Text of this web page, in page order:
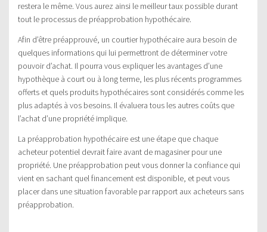
restera le même. Vous aurez ainsi le meilleur taux possible durant
tout le processus de préapprobation hypothécaire.
Afin d’être préapprouvé, un courtier hypothécaire aura besoin de
quelques informations qui lui permettront de déterminer votre
pouvoir d’achat. Il pourra vous expliquer les avantages d’une
hypothèque à court ou à long terme, les plus récents programmes
offerts et quels produits hypothécaires sont considérés comme les
plus adaptés à vos besoins. Il évaluera tous les autres coûts que
l’achat d’une propriété implique.
La préapprobation hypothécaire est une étape que chaque
acheteur potentiel devrait faire avant de magasiner pour une
propriété. Une préapprobation peut vous donner la confiance qui
vient en sachant quel financement est disponible, et peut vous
placer dans une situation favorable par rapport aux acheteurs sans
préapprobation.